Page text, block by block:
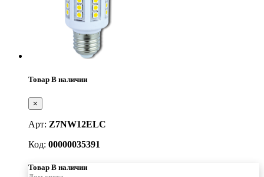
Товар В наличии
×
Арт: Z7NW12ELC
Код: 00000035391
Товар В наличии